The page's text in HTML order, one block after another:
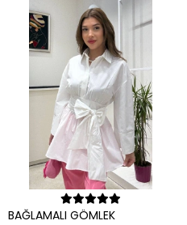
Sepete Ekle
BAĞLAMALI GÖMLEK